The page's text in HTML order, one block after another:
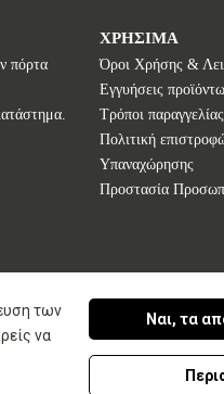
πόρτα
ΧΡΗΣΙΜΑ
Όροι Χρήσης &
Εγγυήσεις
Τρόποι παραγγελίας
Πολιτική
Υπαναχώρησης
Προστασία
by Advisable
των
να
Ναι, τα